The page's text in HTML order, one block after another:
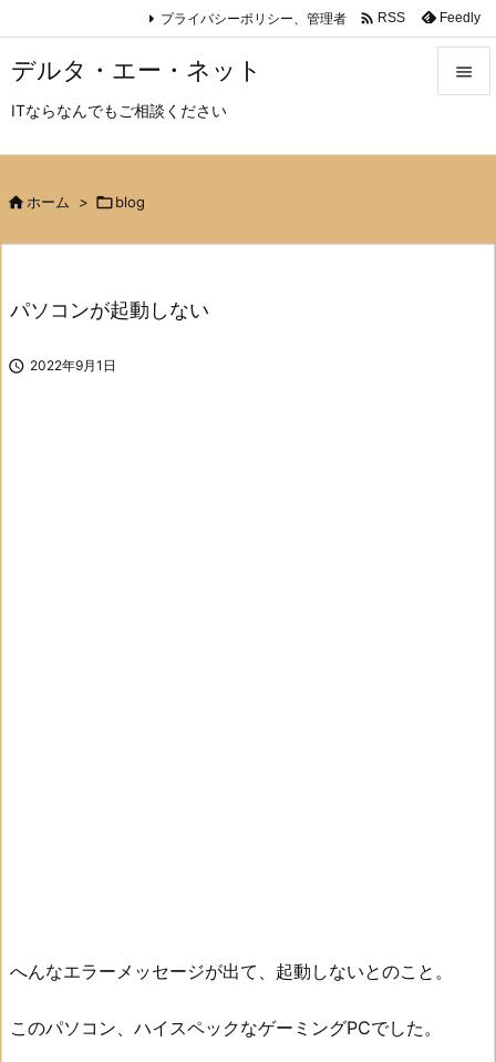
デルタ・エー・ネット
ITならなんでもご相談ください

プライバシーポリシー、管理者  RSS Feedly
 ホーム > blog
パソコンが起動しない
 2022年9月1日
へんなエラーメッセージが出て、起動しないとのこと。
このパソコン、ハイスペックなゲーミングPCでした。